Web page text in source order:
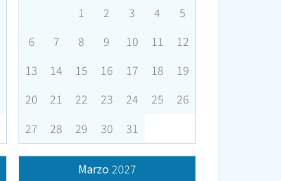
1
2 3 4
5
6
7 8 9 10 11
12
13
14 15 16 17 18
19
20
21 22 23 24 25
26
27
28 29 30 31
Marzo2027